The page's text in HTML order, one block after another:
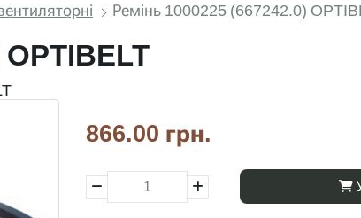
Ремінь 1000225 (667242.0)
OPTIBELT
866.00 грн.